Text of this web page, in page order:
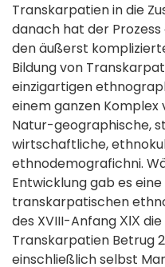
Transkarpatien in die
danach hat der Prozess
den äußerst
Bildung von
einzigartigen
einem ganzen Komplex
Natur-geographische,
wirtschaftliche,
ethnodemografichni.
Entwicklung gab es
transkarpatischen
des XVIII-Anfang ХІХ
Transkarpatien Betrug
einschließlich selbst